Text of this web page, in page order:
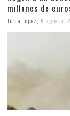
millones de
Julia López, 6 agosto,